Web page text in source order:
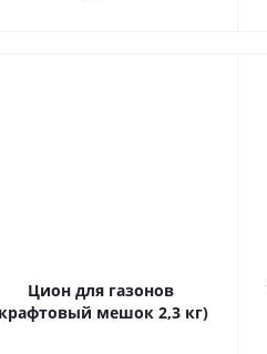
Цион для газонов
мешок 2,3 кг)